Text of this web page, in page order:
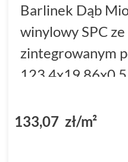
Barlinek Dąb
winylowy SPC ze
zintegrowanym
133,07 zł/m²